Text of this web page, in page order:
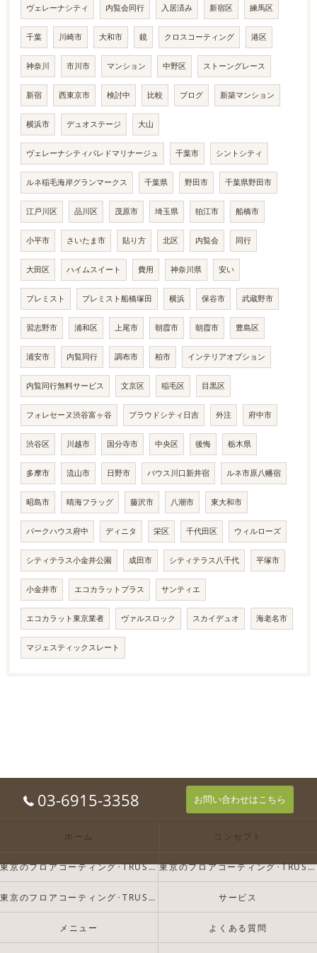
ヴェレーナシティ 内覧会同行 入居済み 新宿区 練馬区
千葉 川崎市 大和市 鏡 クロスコーティング 港区
神奈川 市川市 マンション 中野区 ストーングレース
新宿 西東京市 検討中 比較 ブログ 新築マンション
横浜市 デュオステージ 大山
ヴェレーナシティパレドマリナージュ 千葉市 シントシティ
ルネ稲毛海岸グランマークス 千葉県 野田市 千葉県野田市
江戸川区 品川区 茂原市 埼玉県 狛江市 船橋市
小平市 さいたま市 貼り方 北区 内覧会 同行
大田区 ハイムスイート 費用 神奈川県 安い
プレミスト プレミスト船橋塚田 横浜 保谷市 武蔵野市
習志野市 浦和区 上尾市 朝霞市 朝霞市 豊島区
浦安市 内覧同行 調布市 柏市 インテリアオプション
内覧同行無料サービス 文京区 稲毛区 目黒区
フォレセーヌ渋谷富ヶ谷 プラウドシティ日吉 外注 府中市
渋谷区 川越市 国分寺市 中央区 後悔 栃木県
多摩市 流山市 日野市 バウス川口新井宿 ルネ市原八幡宿
昭島市 晴海フラッグ 藤沢市 八潮市 東大和市
パークハウス府中 ディニタ 栄区 千代田区 ウィルローズ
シティテラス小金井公園 成田市 シティテラス八千代 平塚市
小金井市 エコカラットプラス サンティエ
エコカラット東京業者 ヴァルスロック スカイデュオ 海老名市
マジェスティックスレート
03-6915-3358 お問い合わせはこちら
ホーム コンセプト
東京のフロアコーティング･TRUST-Dの口コミ情報 東京のフロアコーティング･TRUST-Dの評判
東京のフロアコーティング･TRUST-Dのお客様の声 サービス
メニュー よくある質問